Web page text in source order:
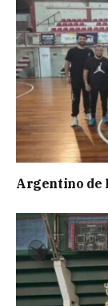
Argentino de